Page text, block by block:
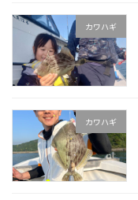
カワハギ
カワハギ